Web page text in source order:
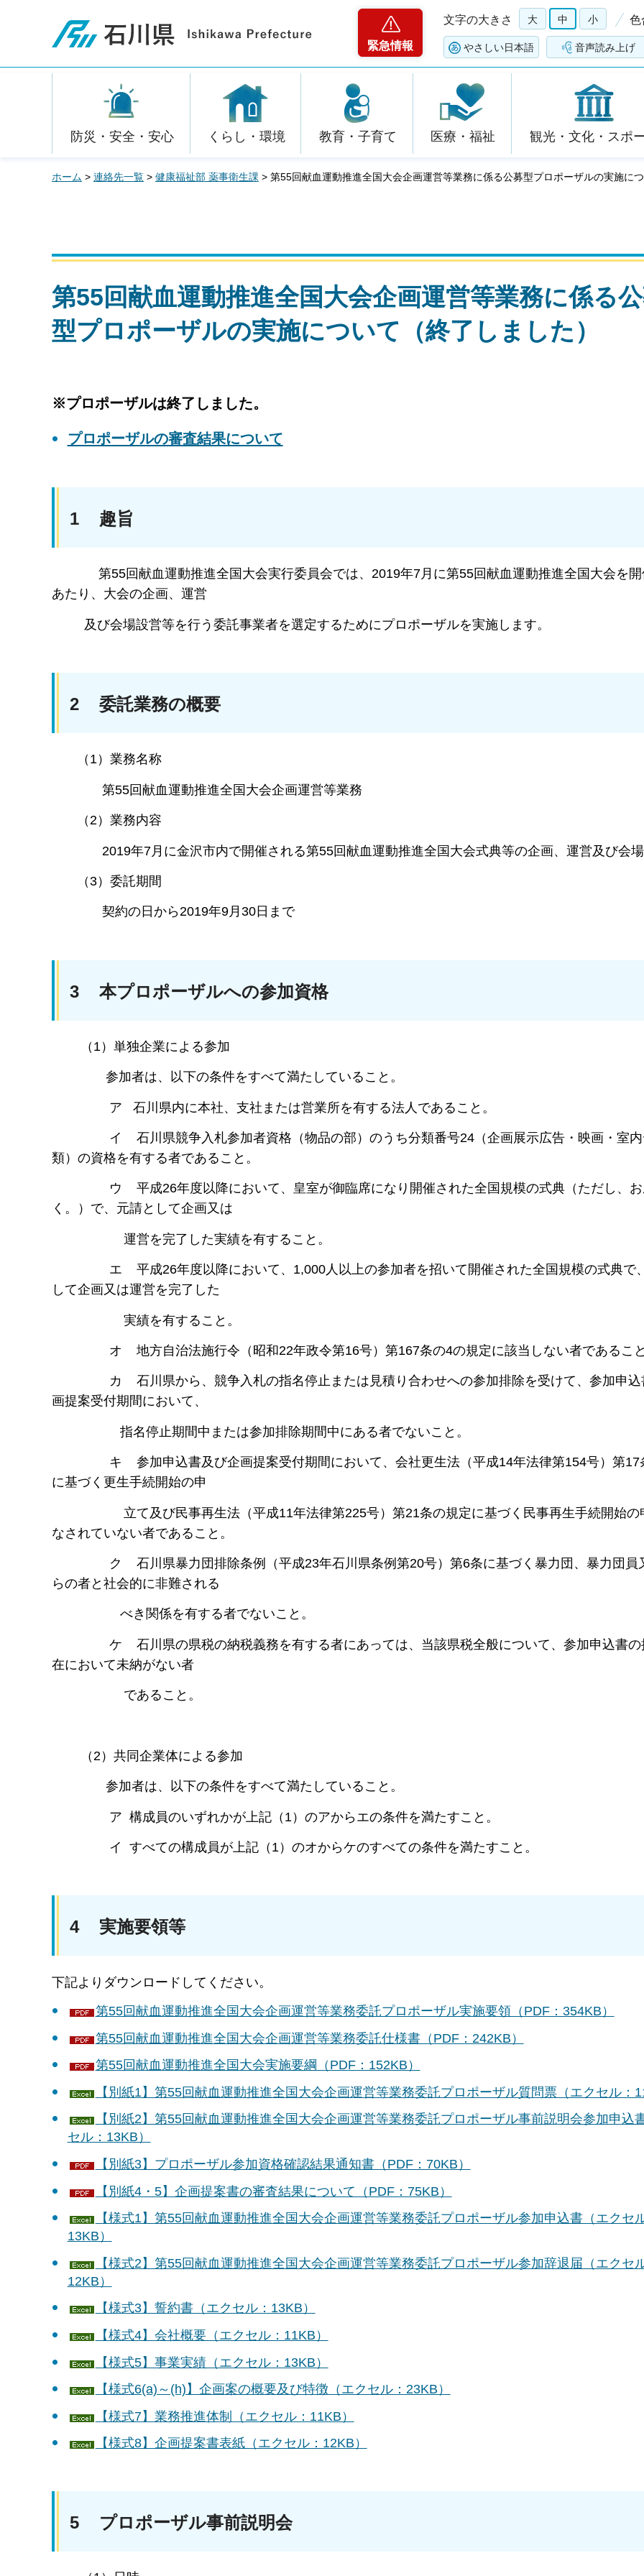
石川県
緊急情報
文字の大きさ 大 中 小 色
やさしい日本語 音声読み上げ
防災・安全・安心 くらし・環境 教育・子育て 医療・福祉 観光・文化・スポ
ホーム > 連絡先一覧 > 健康福祉部 薬事衛生課 > 第55回献血運動推進全国大会企画運営等業務に係る公募型プロポーザルの実施に
第55回献血運動推進全国大会企画運営等業務に係る
型プロポーザルの実施について（終了しました）
※プロポーザルは終了しました。
プロポーザルの審査結果について
1 趣旨
第55回献血運動推進全国大会実行委員会では、2019年7月に第55回献血運動推進全国大会を開
あたり、大会の企画、運営
及び会場設営等を行う委託事業者を選定するためにプロポーザルを実施します。
2 委託業務の概要
（1）業務名称
第55回献血運動推進全国大会企画運営等業務
（2）業務内容
2019年7月に金沢市内で開催される第55回献血運動推進全国大会式典等の企画、運営及び会
（3）委託期間
契約の日から2019年9月30日まで
3 本プロポーザルへの参加資格
（1）単独企業による参加
参加者は、以下の条件をすべて満たしていること。
ア 石川県内に本社、支社または営業所を有する法人であること。
イ 石川県競争入札参加者資格（物品の部）のうち分類番号24（企画展示広告・映画・室内
類）の資格を有する者であること。
ウ 平成26年度以降において、皇室が御臨席になり開催された全国規模の式典（ただし、お
く。）で、元請として企画又は
運営を完了した実績を有すること。
エ 平成26年度以降において、1,000人以上の参加者を招いて開催された全国規模の式典で
して企画又は運営を完了した
実績を有すること。
オ 地方自治法施行令（昭和22年政令第16号）第167条の4の規定に該当しない者であるこ
カ 石川県から、競争入札の指名停止または見積り合わせへの参加排除を受けて、参加申込
画提案受付期間において、
指名停止期間中または参加排除期間中にある者でないこと。
キ 参加申込書及び企画提案受付期間において、会社更生法（平成14年法律第154号）第17
に基づく更生手続開始の申
立て及び民事再生法（平成11年法律第225号）第21条の規定に基づく民事再生手続開始の
なされていない者であること。
ク 石川県暴力団排除条例（平成23年石川県条例第20号）第6条に基づく暴力団、暴力団員
らの者と社会的に非難される
べき関係を有する者でないこと。
ケ 石川県の県税の納税義務を有する者にあっては、当該県税全般について、参加申込書の
在において未納がない者
であること。
（2）共同企業体による参加
参加者は、以下の条件をすべて満たしていること。
ア 構成員のいずれかが上記（1）のアからエの条件を満たすこと。
イ すべての構成員が上記（1）のオからケのすべての条件を満たすこと。
4 実施要領等
下記よりダウンロードしてください。
第55回献血運動推進全国大会企画運営等業務委託プロポーザル実施要領（PDF：354KB）
第55回献血運動推進全国大会企画運営等業務委託仕様書（PDF：242KB）
第55回献血運動推進全国大会実施要綱（PDF：152KB）
【別紙1】第55回献血運動推進全国大会企画運営等業務委託プロポーザル質問票（エクセル：
【別紙2】第55回献血運動推進全国大会企画運営等業務委託プロポーザル事前説明会参加申込
セル：13KB）
【別紙3】プロポーザル参加資格確認結果通知書（PDF：70KB）
【別紙4・5】企画提案書の審査結果について（PDF：75KB）
【様式1】第55回献血運動推進全国大会企画運営等業務委託プロポーザル参加申込書（エクセ
13KB）
【様式2】第55回献血運動推進全国大会企画運営等業務委託プロポーザル参加辞退届（エクセ
12KB）
【様式3】誓約書（エクセル：13KB）
【様式4】会社概要（エクセル：11KB）
【様式5】事業実績（エクセル：13KB）
【様式6(a)～(h)】企画案の概要及び特徴（エクセル：23KB）
【様式7】業務推進体制（エクセル：11KB）
【様式8】企画提案書表紙（エクセル：12KB）
5 プロポーザル事前説明会